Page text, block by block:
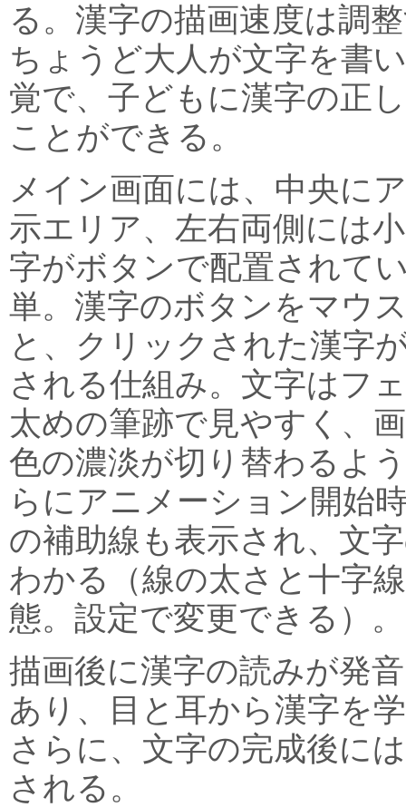
る。漢字の描画速度は調
ちょうど大人が文字を書
覚で、子どもに漢字の正
ことができる。
メイン画面には、中央に
示エリア、左右両側には
字がボタンで配置されて
単。漢字のボタンをマウ
と、クリックされた漢字
される仕組み。文字はフ
太めの筆跡で見やすく、
色の濃淡が切り替わるよ
らにアニメーション開始
の補助線も表示され、文
わかる（線の太さと十字
態。設定で変更できる）。
描画後に漢字の読みが発
あり、目と耳から漢字を
さらに、文字の完成後に
される。